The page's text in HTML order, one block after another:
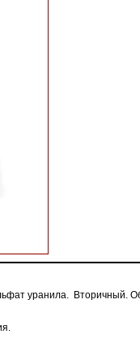
уранила. Вторичный.